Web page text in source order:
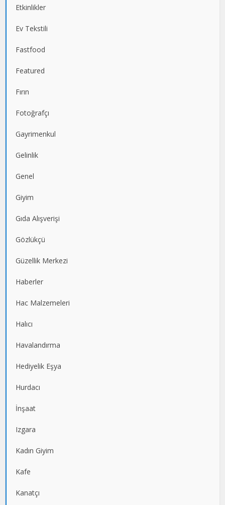
Etkinlikler
Ev Tekstili
Fastfood
Featured
Fırın
Fotoğrafçı
Gayrimenkul
Gelinlik
Genel
Giyim
Gıda Alışverişi
Gözlükçü
Güzellik Merkezi
Haberler
Hac Malzemeleri
Halıcı
Havalandırma
Hediyelik Eşya
Hurdacı
İnşaat
Izgara
Kadın Giyim
Kafe
Kanatçı